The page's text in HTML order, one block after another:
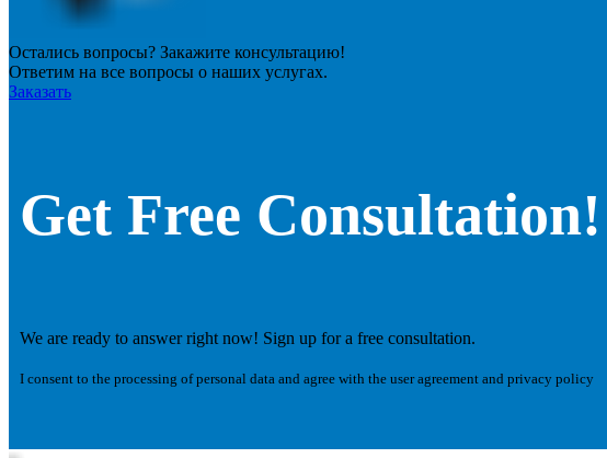
Остались вопросы? Закажите консультацию!
Ответим на все вопросы о наших услугах.
Заказать
Get Free Consultation!
We are ready to answer right now! Sign up for a free consultation.
I consent to the processing of personal data and agree with the user agreement and privacy policy